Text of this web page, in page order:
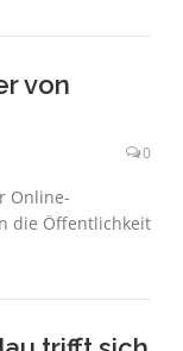
von
0
Online-
die Öffentlichkeit